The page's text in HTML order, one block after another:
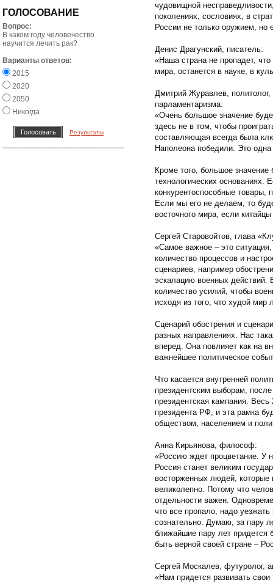
ГОЛОСОВАНИЕ
Вопрос:
В каком году человечество
научится лечить рак?
Варианты ответов:
2015
2020
2050
Никогда
Результаты
чудовищной
поколениях, сословиях, в
России не только оружием,
Денис Драгунский, писатель:
«Наша страна не пропадет,
мира, останется в науке, в
Дмитрий Журавлев, политолог,
парламентаризма:
«Очень большое значение
здесь не в том, чтобы
составляющая всегда была
Наполеона победили. Это одна
Кроме того, большое значение
технологических
конкурентоспособные товары,
Если мы его не делаем, то
восточного мира, если
Сергей Старовойтов, глава
«Самое важное – это
количество процессов и
сценариев, например
эскалацию военных действий.
количество усилий, чтобы
исходя из того, что худой
Сценарий обострения и
разных направлениях. Нас
вперед. Она повлияет как на
важнейшее политическое
Что касается внутренней
президентским выборам,
президентская кампания.
президента РФ, и эта рамка
обществом, населением и
Анна Кирьянова, философ:
«Россию ждет процветание. У
Россия станет великим
восторженных людей, которые
великолепно. Потому что
отдельности важен.
что все пропало, надо
сознательно. Думаю, за пару
ближайшие пару лет придется
быть верной своей стране –
Сергей Москалев, футуролог,
«Нам придется развивать